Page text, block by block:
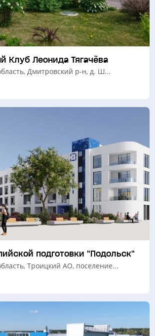
Клуб Леонида Тягачёва
Дмитровский р-н, д. Ш...
подготовки "Подольск"
Троицкий АО, поселение...